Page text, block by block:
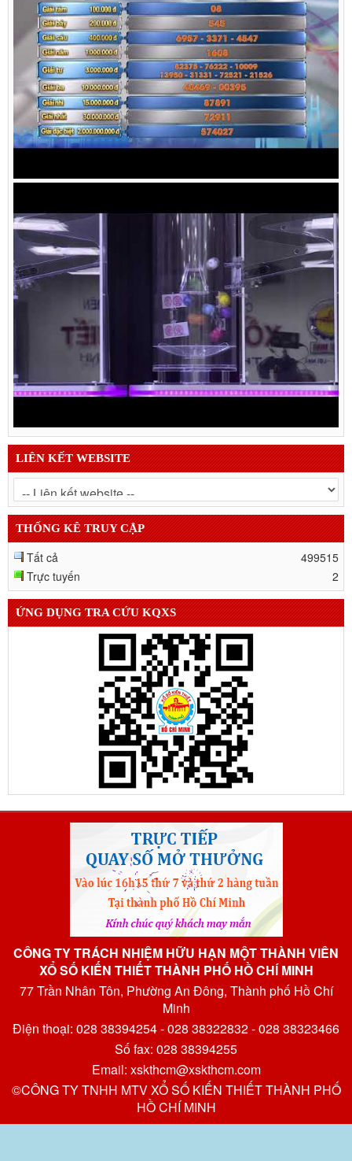
LIÊN KẾT WEBSITE
THỐNG KÊ TRUY CẬP
Tất cả
499515
Trực tuyến
2
ỨNG DỤNG TRA CỨU KQXS
CÔNG TY TRÁCH NHIỆM HỮU HẠN MỘT THÀNH VIÊN
XỔ SỐ KIẾN THIẾT THÀNH PHỐ HỒ CHÍ MINH
77 Trần Nhân Tôn, Phường An Đông, Thành phố Hồ Chí
Minh
Điện thoại: 028 38394254 - 028 38322832 - 028 38323466
Số fax: 028 38394255
Email: xskthcm@xskthcm.com
©CÔNG TY TNHH MTV XỔ SỐ KIẾN THIẾT THÀNH PHỐ
HỒ CHÍ MINH